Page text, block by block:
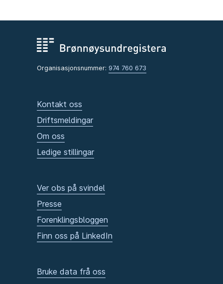
Organisasjonsnummer: 974 760 673
Kontakt oss
Driftsmeldingar
Om oss
Ledige stillingar
Ver obs på svindel
Presse
Forenklingsbloggen
Finn oss på LinkedIn
Bruke data frå oss